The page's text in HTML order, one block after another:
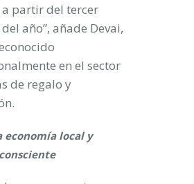
partir del tercer
año”, añade Devai,
en el sector
de regalo y
economía local y